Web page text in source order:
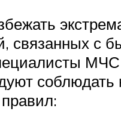
связанных с
МЧС
соблюдать